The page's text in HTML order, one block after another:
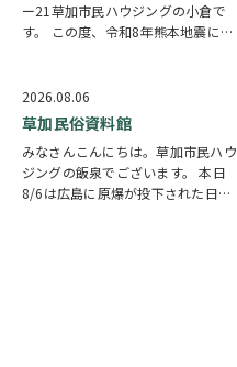
ー21草加市民ハウジングの小倉で
す。 この度、令和8年熊本地震によ
多い国です。草加市においても、他
人事ではなく、日頃から少しでも、
防災意識を高め…
2026.08.06
草加民俗資料館
みなさんこんにちは。草加市民ハウ
ジングの飯泉でございます。 本日
8/6は広島に原爆が投下された日に